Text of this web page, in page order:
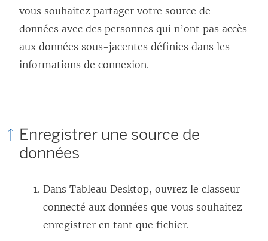
vous souhaitez partager votre source de
données avec des personnes qui n’ont pas accès
aux données sous-jacentes définies dans les
informations de connexion.
Enregistrer une source de
données
Dans Tableau Desktop, ouvrez le classeur
connecté aux données que vous souhaitez
enregistrer en tant que fichier.